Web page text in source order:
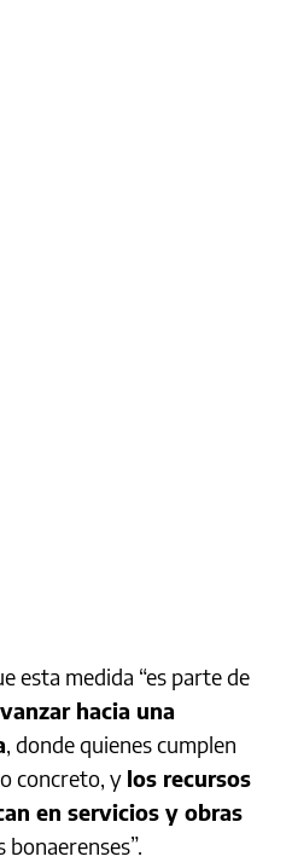
esta medida “es parte de
hacia una
, donde quienes cumplen
concreto, y los recursos
en servicios y obras